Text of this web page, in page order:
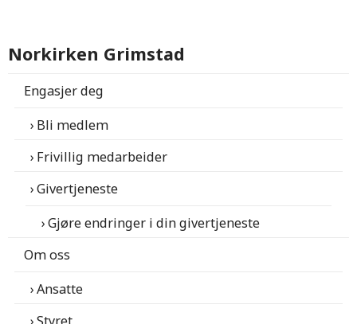
Norkirken Grimstad
Engasjer deg
Bli medlem
Frivillig medarbeider
Givertjeneste
Gjøre endringer i din givertjeneste
Om oss
Ansatte